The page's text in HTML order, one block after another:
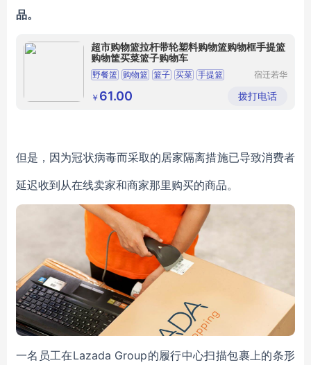
品。
超市购物篮拉杆带轮塑料购物篮购物框手提篮
购物筐买菜篮子购物车
野餐篮 购物篮 篮子 买菜 手提篮
宿迁若华
有限公司
￥ 61.00 拨打电话
但是，因为冠状病毒而采取的居家隔离措施已导致消费者
延迟收到从在线卖家和商家那里购买的商品。
一名员工在Lazada Group的履行中心扫描包裹上的条形